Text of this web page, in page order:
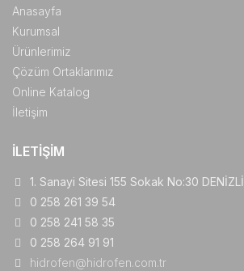
Anasayfa
Kurumsal
Ürünlerimiz
Çözüm Ortaklarımız
Online Katalog
İletişim
İLETIŞIM
1. Sanayi Sitesi 155 Sokak No:30 DENİZLİ
0 258 261 39 54
0 258 241 58 35
0 258 264 91 91
hidrofen@hidrofen.com.tr